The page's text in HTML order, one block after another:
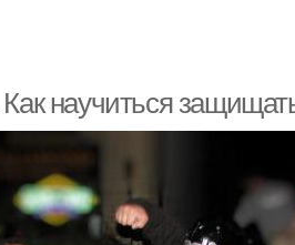
научиться